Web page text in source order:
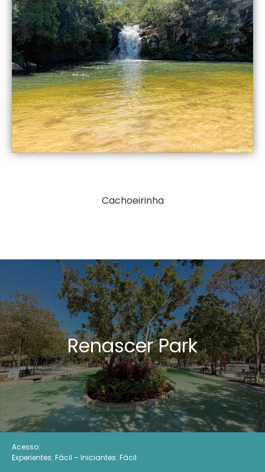
Cachoeirinha
Renascer Park
Acesso:
Experientes: Fácil – Iniciantes: Fácil